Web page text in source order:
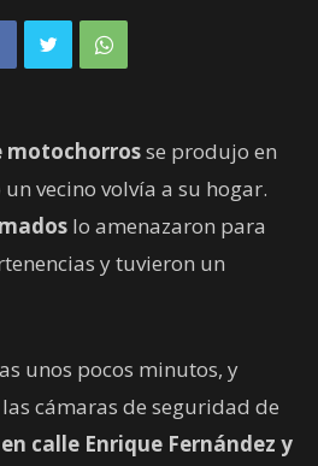
motochorrosse produjo en
vecino volvía a su hogar.
lo amenazaron para
y tuvieron un
unos pocos minutos, y
cámaras de seguridad de
calle Enrique Fernández y